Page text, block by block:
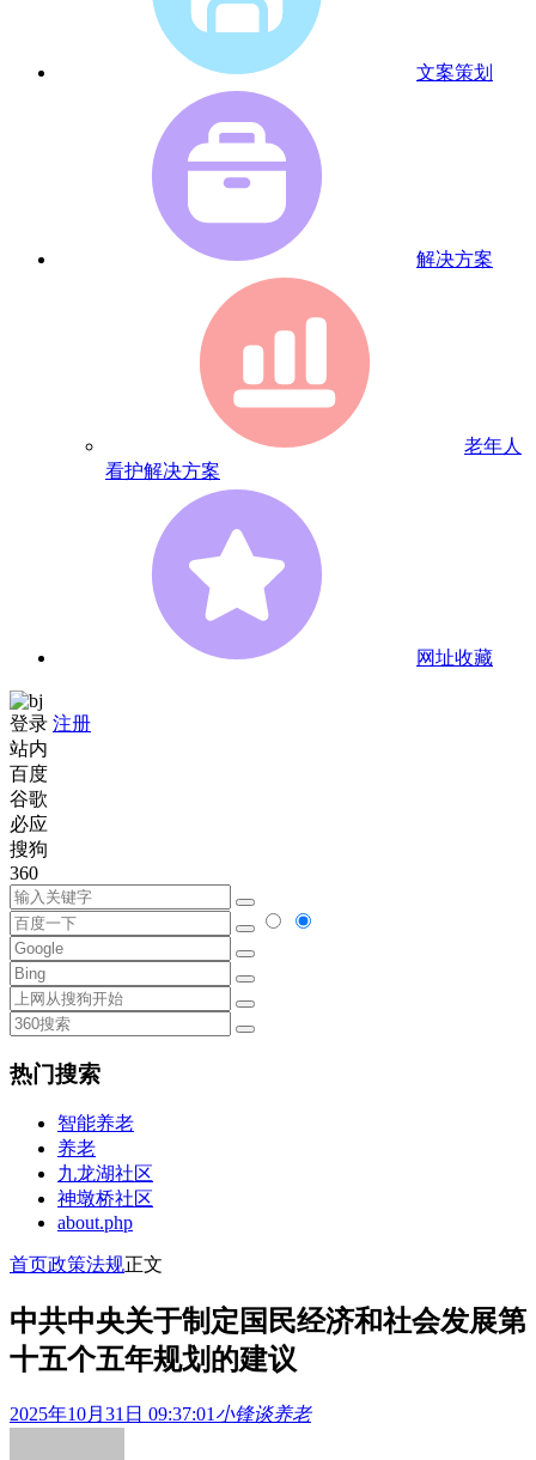
文案策划
解决方案
老年人
看护解决方案
网址收藏
登录 注册
站内
百度
谷歌
必应
搜狗
360
热门搜索
智能养老
养老
九龙湖社区
神墩桥社区
about.php
首页政策法规正文
中共中央关于制定国民经济和社会发展第
十五个五年规划的建议
2025年10月31日 09:37:01 小锋谈养老